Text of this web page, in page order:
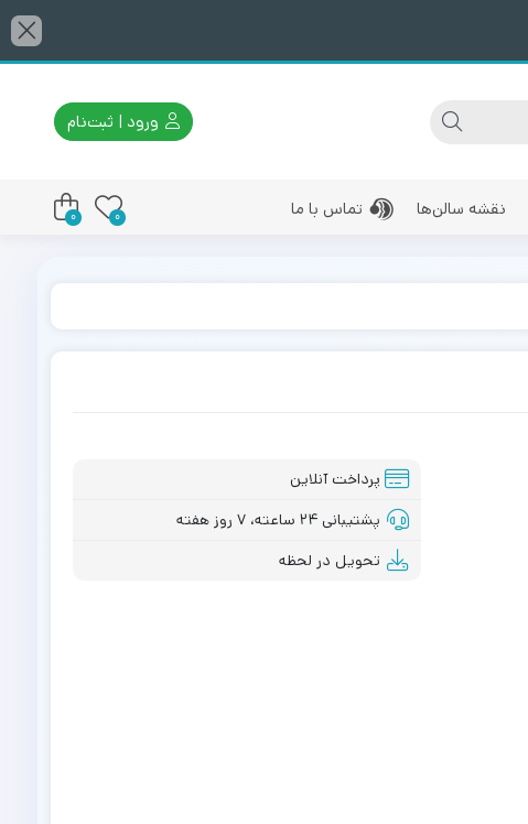
ورود | ثبت‌نام
نقشه سالن‌ها تماس با ما 0
0
پرداخت آنلاین
پشتیبانی ۲۴ ساعته، ۷ روز هفته
تحویل در لحظه